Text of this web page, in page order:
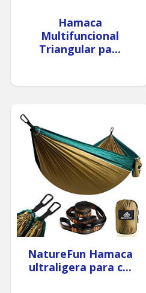
Hamaca
Multifuncional
Triangular pa...
NatureFun Hamaca
ultraligera para c...